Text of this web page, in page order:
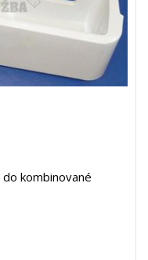
kombinované